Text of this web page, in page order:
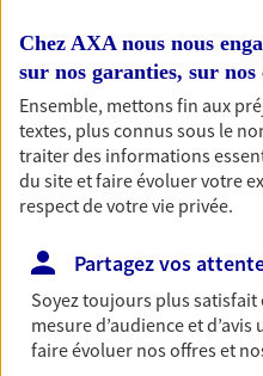
OBTENIR UN
Garantie
Bricoleuse, féru de
ou grande lectrice…
accident du quotidien.
Accident, protégez votre
revenus.
Découvrir l'offre Garantie
Chez AXA nous nous
sur nos garanties, sur nos
Ensemble, mettons fin aux
textes, plus connus sous le
traiter des informations
du site et faire évoluer votre
respect de votre vie privée.
Partagez vos
Soyez toujours plus satisfait
mesure d’audience et
faire évoluer nos offres et